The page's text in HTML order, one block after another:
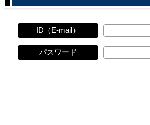
ID（E-mail）
パスワード